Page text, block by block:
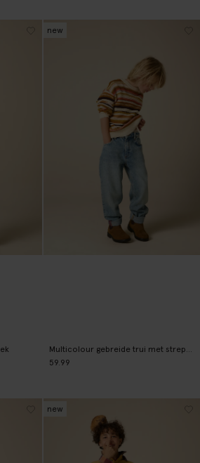
Multicolour gebreide trui met strepen
59.99
new
new